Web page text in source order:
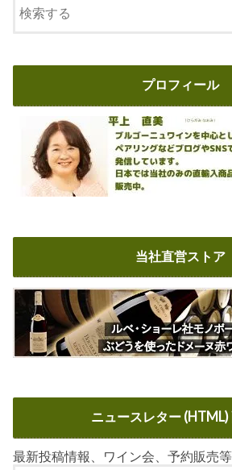
プロフィール
当社直営ストア
ニュースレター (HTML)
最新投稿情報、ワイン会、予約販売